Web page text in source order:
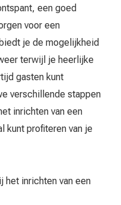
een goed
voor een
je de mogelijkheid
terwijl je heerlijke
gasten kunt
verschillende stappen
inrichten van een
kunt profiteren van je
het inrichten van een